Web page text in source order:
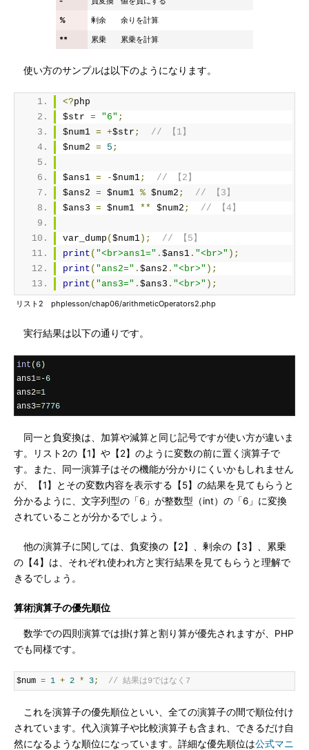
%
剰余
余りを計算
**
累乗 累乗を計算
使い方のサンプルは以下のようになります。
<?php
$str = "6" ;
$num1 = +$str ;
// 【1】
$num2 = 5 ;
$ans1 = -$num1;
// 【2】
$ans2 = $num1 % $num2 ;
// 【3】
$ans3 = $num1 ** $num2 ; // 【4】
var_dump ( $num1);
// 【5】
print ( "<br>ans1=" . $ans1. "<br>" );
print ( "ans2=" . $ans2 . "<br>" );
print ( "ans3=" . $ans3 . "<br>" );
リスト2 phplesson/chap06/arithmeticOperators2.php
実行結果は以下の通りです。
int ( 6 )
ans1=-6
ans2=1
ans3=7776
同一と負変換は、加算や減算と同じ記号ですが使い方が違いま
す。リスト2の【1】や【2】のように変数の前に置く演算子で
す。また、同一演算子はその機能が分かりにくいかもしれません
が、【1】とその変数内容を表示する【5】の結果を見てもらうと
分かるように、文字列型の「6」が整数型（int）の「6」に変換
されていることが分かるでしょう。
他の演算子に関しては、負変換の【2】、剰余の【3】、累乗
の【4】は、それぞれ使われ方と実行結果を見てもらうと理解で
きるでしょう。
算術演算子の優先順位
数学での四則演算では掛け算と割り算が優先されますが、PHP
でも同様です。
$num = 1 + 2 * 3; // 結果は9ではなく7
これを演算子の優先順位といい、全ての演算子の間で順位付け
されています。代入演算子や比較演算子も含まれ、できるだけ自
然になるような順位になっています。詳細な優先順位は公式マニ